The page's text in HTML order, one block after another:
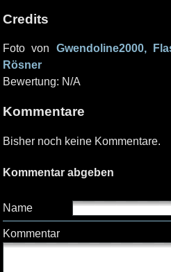
Credits
Foto von Gwendoline2000,
Rösner
Bewertung: N/A
Kommentare
Bisher noch keine Kommentare.
Kommentar abgeben
Name
Kommentar